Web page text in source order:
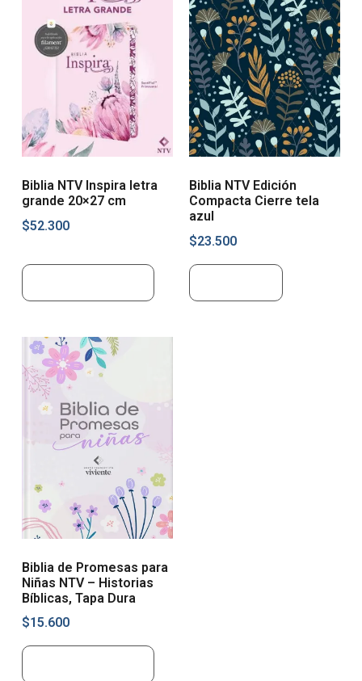
Biblia NTV Inspira letra
grande 20×27 cm
$52.300
Biblia NTV Edición
Compacta Cierre tela
azul
$23.500
Biblia de Promesas para
Niñas NTV – Historias
Bíblicas, Tapa Dura
$15.600